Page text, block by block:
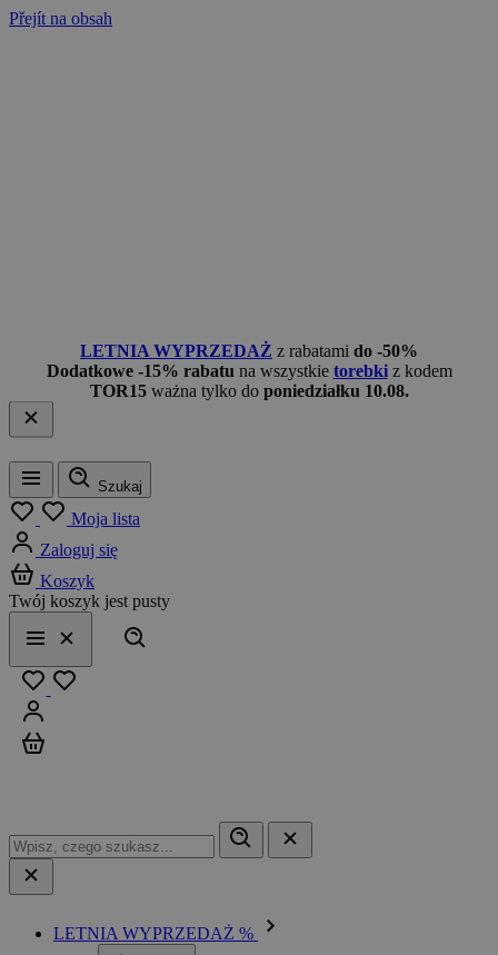
Přejít na obsah
LETNIA WYPRZEDAŻ z rabatami do -50%
Dodatkowe -15% rabatu na wszystkie torebkiz kodem
TOR15 ważna tylko do poniedziałku 10.08.
Menu
Szukaj
Moja lista
Zaloguj się
Koszyk
Twój koszyk jest pusty
Menu
Zamknij
LETNIA WYPRZEDAŻ %